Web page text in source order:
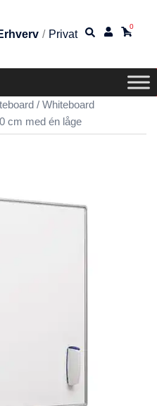
/ Privat
0
/ Whiteboard
cm med én låge